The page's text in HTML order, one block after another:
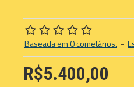
Baseada em 0 cometários. -
R$5.400,00